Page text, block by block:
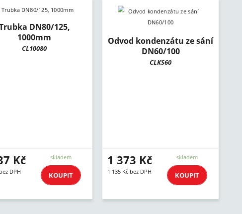
DN80/125,
1000mm
CL10080
Kč
DPH
skladem
KOUPIT
Odvod kondenzátu ze sání
DN60/100
CLKS60
1 373 Kč
1 135 Kč bez DPH
skladem
KOUPIT